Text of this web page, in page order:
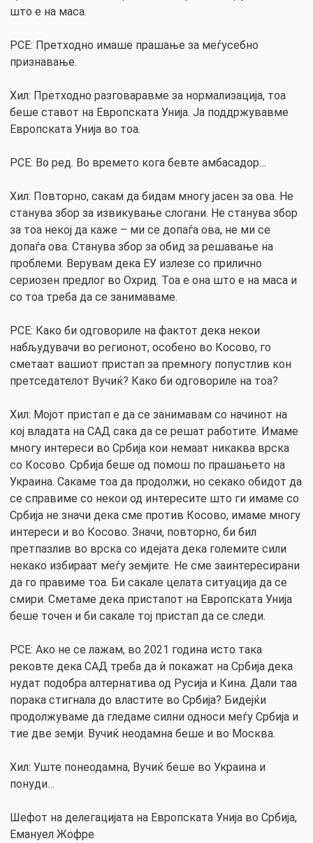
што е на маса.
РСЕ: Претходно имаше прашање за меѓусебно
признавање.
Хил: Претходно разговаравме за нормализација, тоа
беше ставот на Европската Унија. Ја поддржувавме
Европската Унија во тоа.
РСЕ: Во ред. Во времето кога бевте амбасадор…
Хил: Повторно, сакам да бидам многу јасен за ова. Не
станува збор за извикување слогани. Не станува збор
за тоа некој да каже – ми се допаѓа ова, не ми се
допаѓа ова. Станува збор за обид за решавање на
проблеми. Верувам дека ЕУ излезе со прилично
сериозен предлог во Охрид. Тоа е она што е на маса и
со тоа треба да се занимаваме.
РСЕ: Како би одговориле на фактот дека некои
набљудувачи во регионот, особено во Косово, го
сметаат вашиот пристап за премногу попустлив кон
претседателот Вучиќ? Како би одговориле на тоа?
Хил: Мојот пристап е да се занимавам со начинот на
кој владата на САД сака да се решат работите. Имаме
многу интереси во Србија кои немаат никаква врска
со Косово. Србија беше од помош по прашањето на
Украина. Сакаме тоа да продолжи, но секако обидот да
се справиме со некои од интересите што ги имаме со
Србија не значи дека сме против Косово, имаме многу
интереси и во Косово. Значи, повторно, би бил
претпазлив во врска со идејата дека големите сили
некако избираат меѓу земјите. Не сме заинтересирани
да го правиме тоа. Би сакале целата ситуација да се
смири. Сметаме дека пристапот на Европската Унија
беше точен и би сакале тој пристап да се следи.
РСЕ: Ако не се лажам, во 2021 година исто така
рековте дека САД треба да ѝ покажат на Србија дека
нудат подобра алтернатива од Русија и Кина. Дали таа
порака стигнала до властите во Србија? Бидејќи
продолжуваме да гледаме силни односи меѓу Србија и
тие две земји. Вучиќ неодамна беше и во Москва.
Хил: Уште понеодамна, Вучиќ беше во Украина и
понуди…
Шефот на делегацијата на Европската Унија во Србија,
Емануел Жофре